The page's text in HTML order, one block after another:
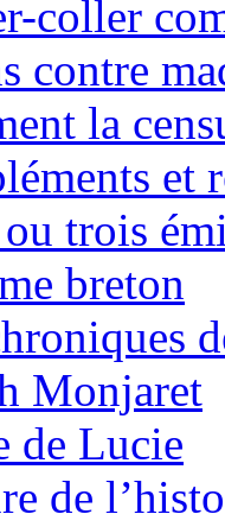
coller
contre
la
et
trois
breton
Monjaret
de Lucie
de